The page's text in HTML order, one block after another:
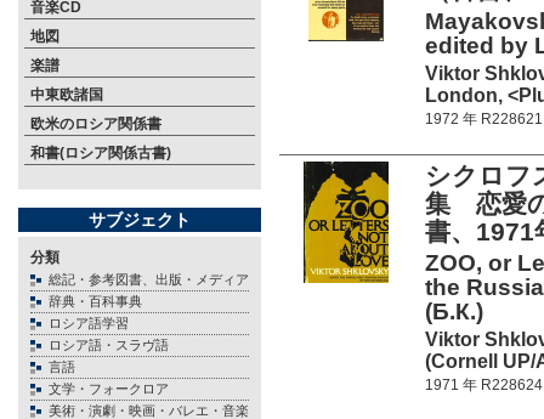
音楽CD
地図
楽譜
中東欧諸国
欧米のロシア関係書
和書(ロシア関係古書)
サブジェクト
分類
総記・参考図書、出版・メディア
辞典・百科事典
ロシア語学習
ロシア語・スラヴ語
言語
文学・フォークロア
美術・演劇・映画・バレエ・音楽
edited by
Viktor
London,
1972 年 R228621
シクロフ
集 恋愛
書、1971
ZOO, or
the
(Б.К.)
Viktor
(Cornell UP/
1971 年 R228624